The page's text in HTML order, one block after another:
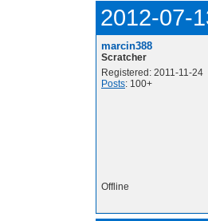
2012-07-
marcin388
Scratcher
Registered: 2011-11-24
Posts: 100+
Offline